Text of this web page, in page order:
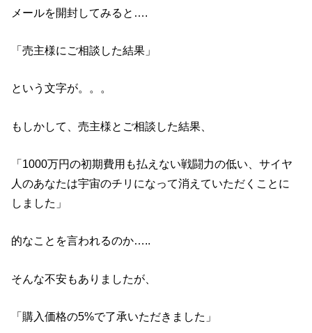
メールを開封してみると….
「売主様にご相談した結果」
という文字が。。。
もしかして、売主様とご相談した結果、
「1000万円の初期費用も払えない戦闘力の低い、サイヤ
人のあなたは宇宙のチリになって消えていただくことに
しました」
的なことを言われるのか…..
そんな不安もありましたが、
「購入価格の5%で了承いただきました」